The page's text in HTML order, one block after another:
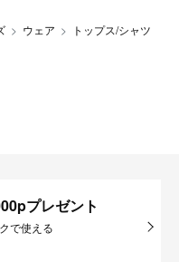
ウェア
トップス/シャツ
プレゼント
で使える